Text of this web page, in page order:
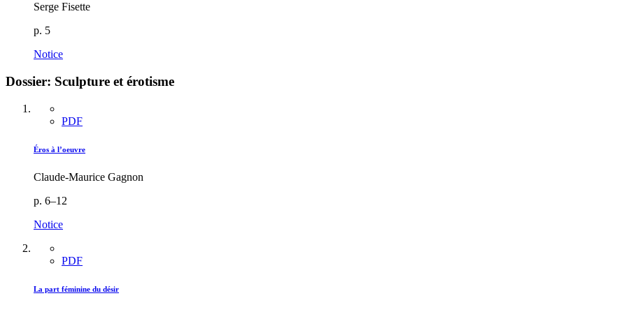
Serge Fisette
p. 5
Notice
Dossier: Sculpture et érotisme
PDF
Éros à l’oeuvre
Claude-Maurice Gagnon
p. 6–12
Notice
PDF
La part féminine du désir